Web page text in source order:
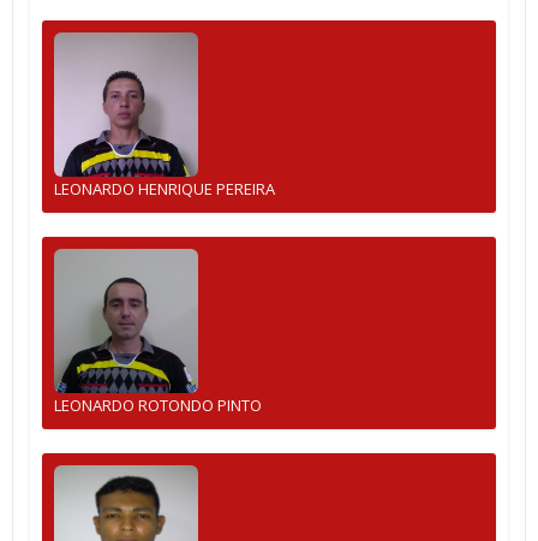
LEONARDO HENRIQUE PEREIRA
LEONARDO ROTONDO PINTO